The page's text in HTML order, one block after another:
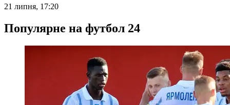
21 липня, 17:20
Популярне на футбол 24